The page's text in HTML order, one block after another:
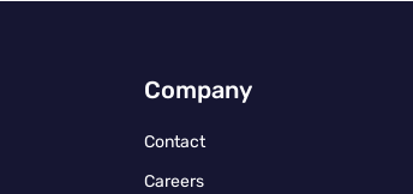
Company
Contact
Careers